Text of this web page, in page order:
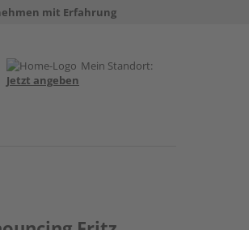
mit Erfahrung
Mein Standort:
Jetzt angeben